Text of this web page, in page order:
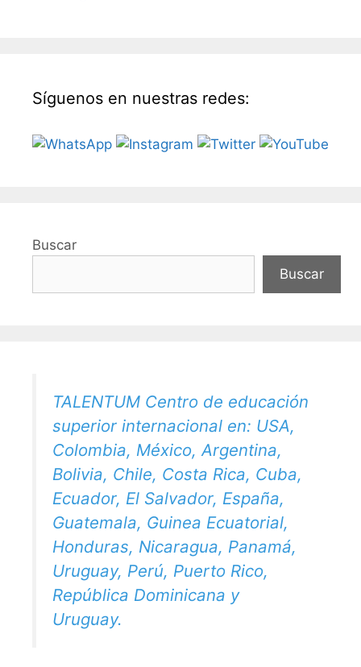
Síguenos en nuestras redes:
Buscar
Buscar
TALENTUM Centro de educación
superior internacional en: USA,
Colombia, México, Argentina,
Bolivia, Chile, Costa Rica, Cuba,
Ecuador, El Salvador, España,
Guatemala, Guinea Ecuatorial,
Honduras, Nicaragua, Panamá,
Uruguay, Perú, Puerto Rico,
República Dominicana y
Uruguay.